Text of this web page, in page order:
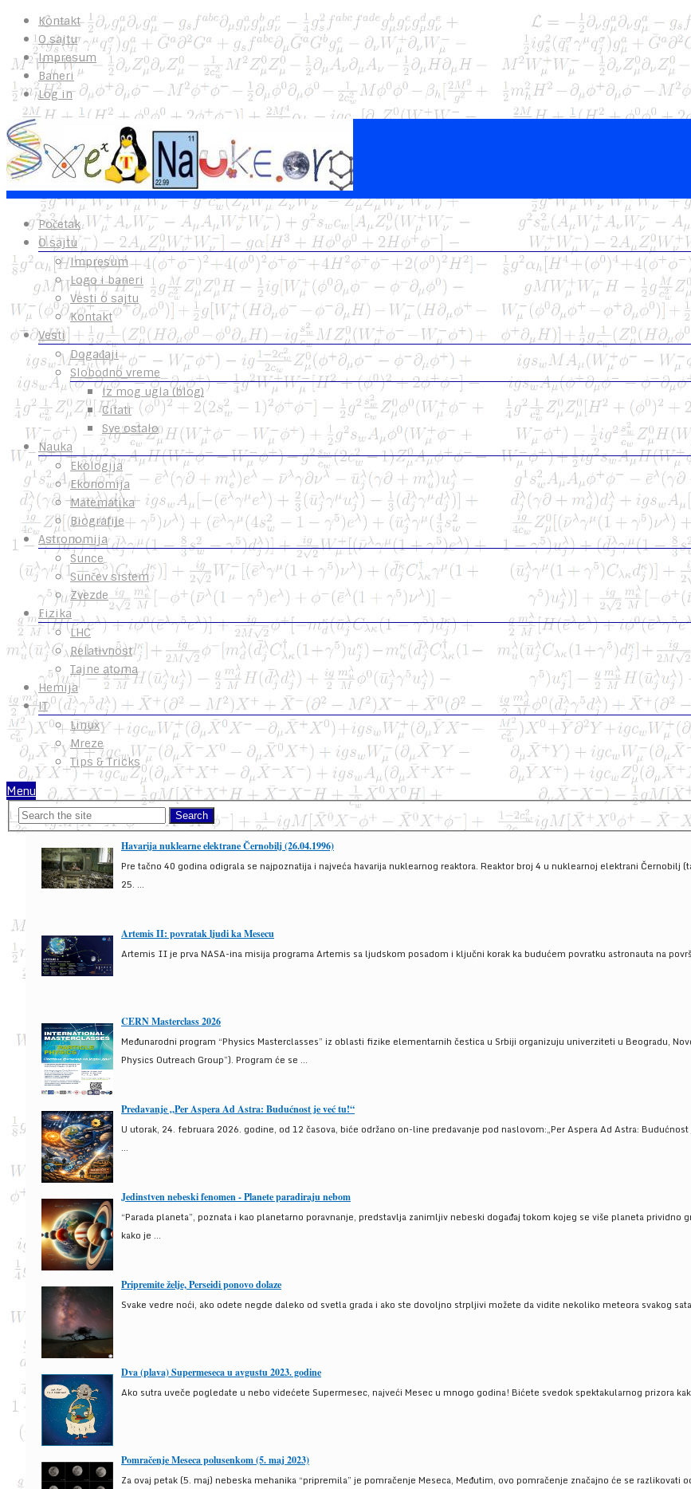
Kontakt
O sajtu
Impresum
Baneri
Log in
Početak
O sajtu
Impresum
Logo i baneri
Vesti o sajtu
Kontakt
Vesti
Događaji
Slobodno vreme
Iz mog ugla (blog)
Citati
Sve ostalo
Nauka
Ekologija
Ekonomija
Matematika
Biografije
Astronomija
Sunce
Sunčev sistem
Zvezde
Fizika
LHC
Relativnost
Tajne atoma
Hemija
IT
Linux
Mreze
Tips & Tricks
Menu
Havarija nuklearne elektrane Černobilj (26.04.1996)
Pre tačno 40 godina odigrala se najpoznatija i najveća havarija nuklearnog reaktora. Reaktor broj 4 u nuklearnoj elektrani Černobilj
25. ...
Artemis II: povratak ljudi ka Mesecu
Artemis II je prva NASA-ina misija programa Artemis sa ljudskom posadom i ključni korak ka budućem povratku astronauta na
CERN Masterclass 2026
Međunarodni program “Physics Masterclasses” iz oblasti fizike elementarnih čestica u Srbiji organizuju univerziteti u Beogradu,
Physics Outreach Group”). Program će se ...
Predavanje „Per Aspera Ad Astra: Budućnost je već tu!“
U utorak, 24. februara 2026. godine, od 12 časova, biće održano on-line predavanje pod naslovom:„Per Aspera Ad Astra:
...
Jedinstven nebeski fenomen - Planete paradiraju nebom
“Parada planeta”, poznata i kao planetarno poravnanje, predstavlja zanimljiv nebeski događaj tokom kojeg se više planeta
kako je ...
Pripremite želje, Perseidi ponovo dolaze
Svake vedre noći, ako odete negde daleko od svetla grada i ako ste dovoljno strpljivi možete da vidite nekoliko meteora svakog
Dva (plava) Supermeseca u avgustu 2023. godine
Ako sutra uveče pogledate u nebo videćete Supermesec, najveći Mesec u mnogo godina! Bićete svedok spektakularnog prizora
Pomračenje Meseca polusenkom (5. maj 2023)
Za ovaj petak (5. maj) nebeska mehanika “pripremila” je pomračenje Meseca, Međutim, ovo pomračenje značajno će se